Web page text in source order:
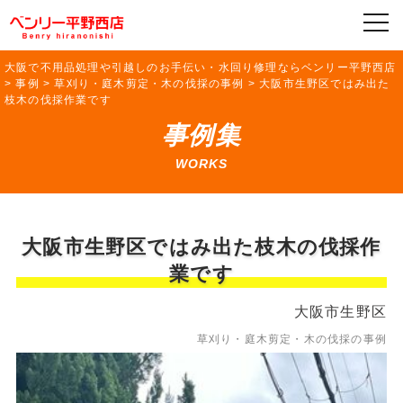
大阪で不用品処理や引越しのお手伝い・水回り修理ならベンリー平野西店
>事例 >草刈り・庭木剪定・木の伐採の事例 >大阪市生野区ではみ出た
枝木の伐採作業です
事例集
WORKS
大阪市生野区ではみ出た枝木の伐採作
業です
大阪市生野区
草刈り・庭木剪定・木の伐採の事例